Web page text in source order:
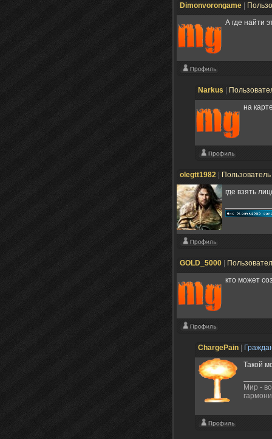
Dimonvorongame
А где найти
Narkus
на
olegtt1982
Пользователь
где взять
GOLD_5000
кто может
ChargePain
Такой
Мир -